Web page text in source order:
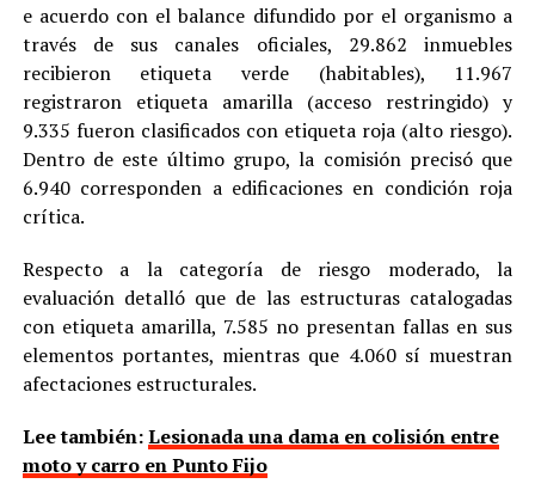
e acuerdo con el balance difundido por el organismo a
través de sus canales oficiales, 29.862 inmuebles
recibieron etiqueta verde (habitables), 11.967
registraron etiqueta amarilla (acceso restringido) y
9.335 fueron clasificados con etiqueta roja (alto riesgo).
Dentro de este último grupo, la comisión precisó que
6.940 corresponden a edificaciones en condición roja
crítica.
Respecto a la categoría de riesgo moderado, la
evaluación detalló que de las estructuras catalogadas
con etiqueta amarilla, 7.585 no presentan fallas en sus
elementos portantes, mientras que 4.060 sí muestran
afectaciones estructurales.
Lee también:Lesionada una dama en colisión entre
moto y carro en Punto Fijo